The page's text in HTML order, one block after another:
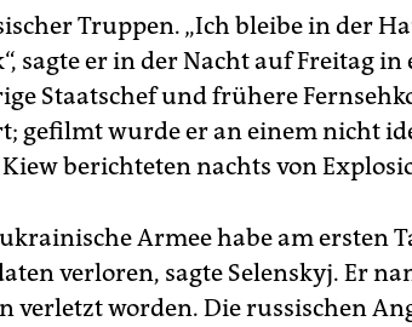
Truppen. „Ich bleibe in der
sagte er in der Nacht auf Freitag
Staatschef und frühere
gefilmt wurde er an einem nicht
berichteten nachts von
Armee habe am ersten
verloren, sagte Selenskyj. Er
verletzt worden. Die russischen